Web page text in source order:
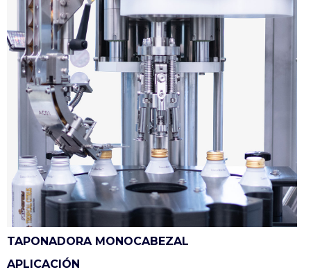
TAPONADORA MONOCABEZAL
APLICACIÓN